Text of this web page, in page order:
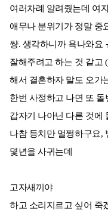
여러차례 알려줬는데 여
애무나 분위기가 정말 중
썅. 생각하니까 욕나와요
잘해주려고 하는 것 같고
해서 결혼하자 말도 오가
한번 사정하고 나면 또
갑자기 나아닌 다른 것에
나참 등치만 멀쩡하구요,
몇년을 사귀는데
고자새끼야
하고 소리지르고 싶어 죽